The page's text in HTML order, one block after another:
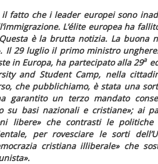
il fatto che i leader europei sono
L’éliteeuropea ha
è la brutta notizia. La buona
Il 29 luglio il primo ministro
in Europa, ha partecipato alla 29a
and Student Camp, nella
che pubblichiamo, è stata una
garantito un terzo mandato
su basi nazionali e cristiane»;ai
libere»che contrasti le politiche
per rovesciare le sorti
cristiana illiberale» che